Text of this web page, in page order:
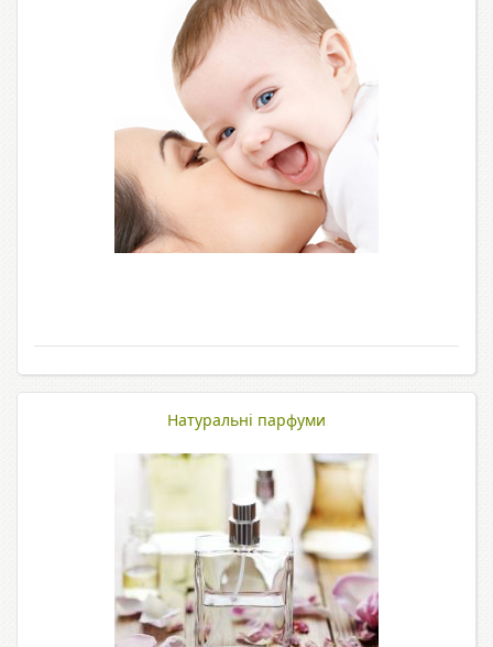
Натуральні парфуми